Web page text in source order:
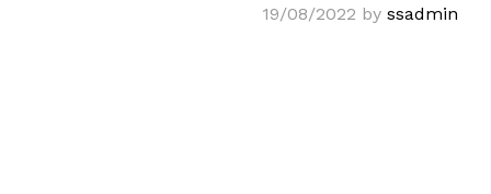
19/08/2022 by ssadmin